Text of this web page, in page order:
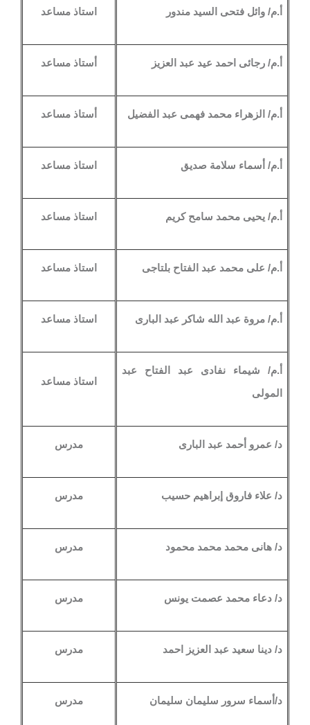
أ.م/ وائل فتحى السيد مندور استاذ مساعد
أ.م/ رجائى احمد عيد عبد العزيز أستاذ مساعد
أ.م/ الزهراء محمد فهمى عبد الفضيل أستاذ مساعد
أ.م/ أسماء سلامة صديق استاذ مساعد
أ.م/ يحيى محمد سامح كريم استاذ مساعد
أ.م/ على محمد عبد الفتاح بلتاجى استاذ مساعد
أ.م/ مروة عبد الله شاكر عبد البارى استاذ مساعد
أ.م/ شيماء نفادى عبد الفتاح عبد
المولى
استاذ مساعد
د/ عمرو أحمد عبد البارى مدرس
د/ علاء فاروق إبراهيم حسيب مدرس
د/ هانى محمد محمد محمود مدرس
د/ دعاء محمد عصمت يونس مدرس
د/ دينا سعيد عبد العزيز احمد مدرس
د/أسماء سرور سليمان سليمان مدرس